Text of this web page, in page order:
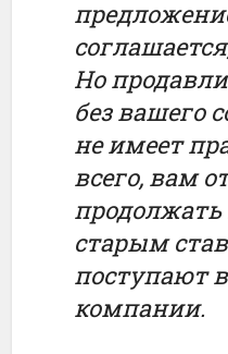
Но
без вашего
не имеет
всего, вам
старым
поступают
компании.